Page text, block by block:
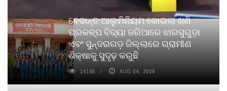
ବେଦାନ୍ତ ଆଲୁମିନିୟମ କୋଇଲା ଖଣି
ପ୍ରକଳ୍ପ ବିଦ୍ୟା ଜରିଆରେ ଝାରସୁଗୁଡ଼ା
ଏବଂ ସୁନ୍ଦରଗଡ଼ ଜିଲ୍ଲାରେ ଗ୍ରାମୀଣ
ଶିକ୍ଷାକୁ ସୁଦୃଢ଼ କରୁଛି
14148 AUG 04, 2026